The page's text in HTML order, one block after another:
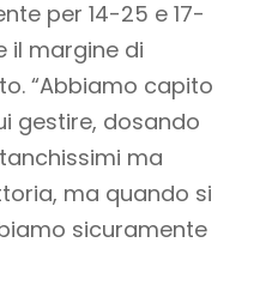
per 14-25 e 17-
il margine di
“Abbiamo capito
gestire, dosando
ma
ma quando si
sicuramente